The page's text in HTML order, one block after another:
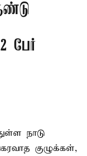
பேர்
நாடு
குழுக்கள்,